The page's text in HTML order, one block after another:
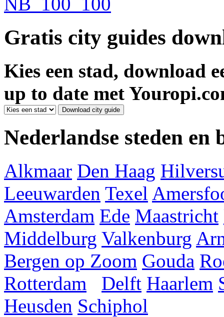
Gratis city guides
Kies een stad, download
up to date met
Nederlandse steden en
Alkmaar Den Haag
Leeuwarden Texel
Amsterdam Ede Maastricht
Middelburg Valkenburg
Bergen op Zoom Gouda
Rotterdam
Delft Haarlem
Heusden Schiphol